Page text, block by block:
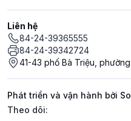
Liên hệ
84-24-39365555
84-24-39342724
41-43 phố Bà Triệu,
Phát triển và vận hành bởi
Mạng xã hội
Theo dõi: